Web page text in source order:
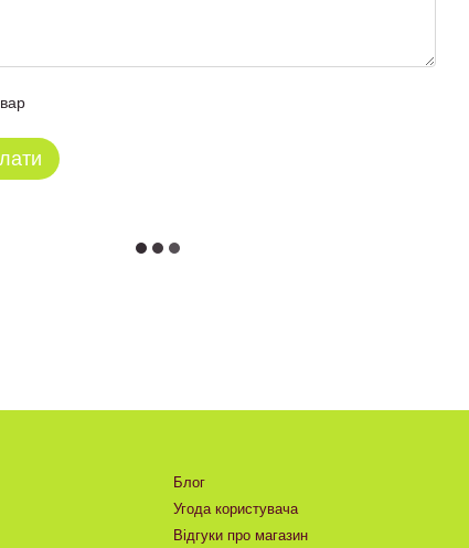
Блог
Угода користувача
Відгуки про магазин